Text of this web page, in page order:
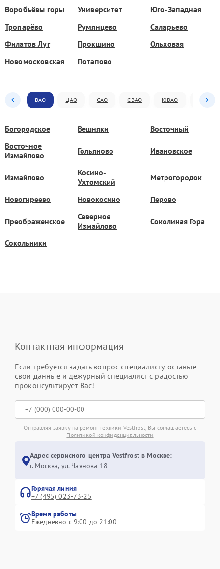
Воробьёвы горы Университет
Юго-Западная
Тропарёво
Румянцево
Саларьево
Филатов Луг
Прокшино
Ольховая
Новомосковская
Потапово
ВАО ЦАО САО СВАО ЮВАО ЮАО
Богородское Вешняки
Восточный
Восточное
Измайлово
Гольяново Ивановское
Измайлово
Косино-
Ухтомский
Метрогородок
Новогиреево Новокосино Перово
Преображенское
Северное
Измайлово
Соколиная Гора
Сокольники
Контактная информация
Если требуется задать вопрос специалисту, оставьте
свои данные и дежурный специалист с радостью
проконсультирует Вас!
Отправляя заявку на ремонт техники Vestfrost, Вы соглашаетесь с
Политикой конфиденциальности
Адрес сервисного центра Vestfrost в Москве:
г. Москва, ул. Чаянова 18
Горячая линия
+7 (495) 023-73-25
Время работы
Ежедневно с 9:00 до 21:00